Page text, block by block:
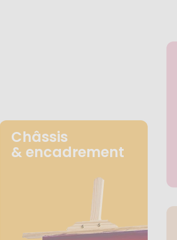
Châssis
& encadrement